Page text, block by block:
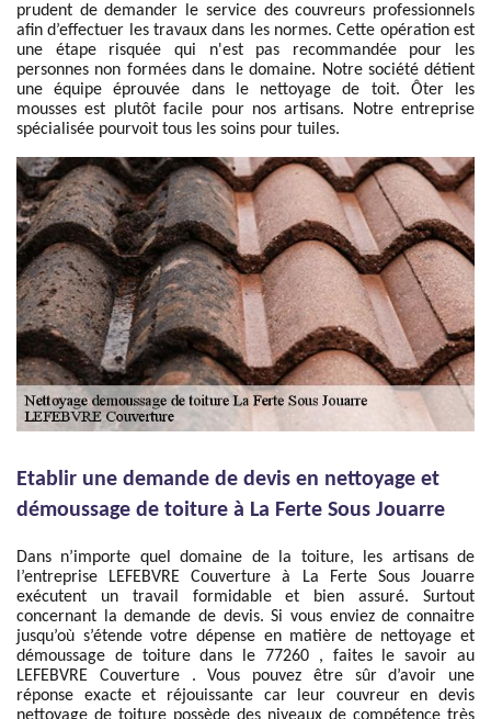
prudent de demander le service des couvreurs professionnels
afin d’effectuer les travaux dans les normes. Cette opération est
une étape risquée qui n'est pas recommandée pour les
personnes non formées dans le domaine. Notre société détient
une équipe éprouvée dans le nettoyage de toit. Ôter les
mousses est plutôt facile pour nos artisans. Notre entreprise
spécialisée pourvoit tous les soins pour tuiles.
Etablir une demande de devis en nettoyage et
démoussage de toiture à La Ferte Sous Jouarre
Dans n’importe quel domaine de la toiture, les artisans de
l’entreprise LEFEBVRE Couverture à La Ferte Sous Jouarre
exécutent un travail formidable et bien assuré. Surtout
concernant la demande de devis. Si vous enviez de connaitre
jusqu’où s’étende votre dépense en matière de nettoyage et
démoussage de toiture dans le 77260 , faites le savoir au
LEFEBVRE Couverture . Vous pouvez être sûr d’avoir une
réponse exacte et réjouissante car leur couvreur en devis